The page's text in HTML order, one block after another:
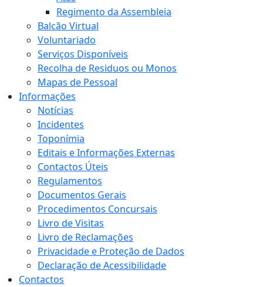
Regimento da Assembleia
Balcão Virtual
Voluntariado
Serviços Disponíveis
Recolha de Residuos ou Monos
Mapas de Pessoal
Informações
Notícias
Incidentes
Toponímia
Editais e Informações Externas
Contactos Úteis
Regulamentos
Documentos Gerais
Procedimentos Concursais
Livro de Visitas
Livro de Reclamações
Privacidade e Proteção de Dados
Declaração de Acessibilidade
Contactos